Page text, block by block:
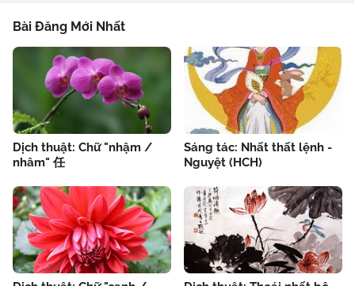
Bài Đăng Mới Nhất
Dịch thuật: Chữ "nhậm /
nhâm" 任
Sáng tác: Nhất thất lệnh -
Nguyệt (HCH)